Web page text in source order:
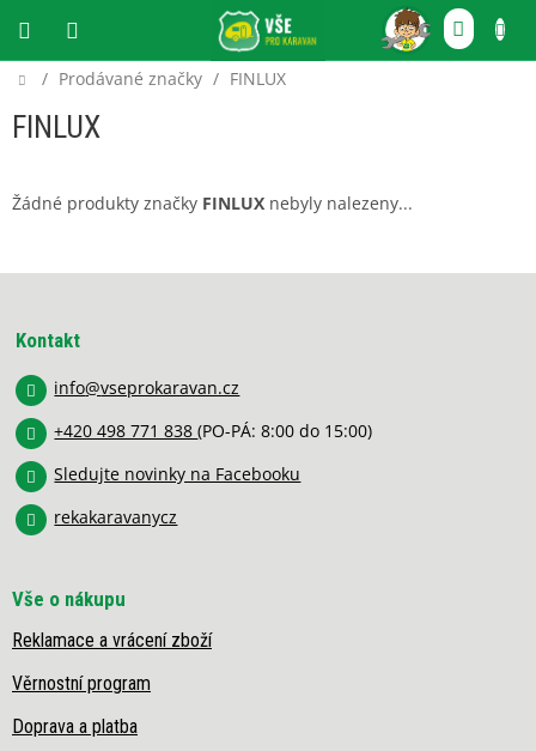
obsah
CZK
Domů
/ Prodávané značky / FINLUX
FINLUX
Žádné produkty značky FINLUX nebyly nalezeny...
Kontakt
info@vseprokaravan.cz
+420 498 771 838(PO-PÁ: 8:00 do 15:00)
Sledujte novinky na Facebooku
rekakaravanycz
Vše o nákupu
Reklamace a vrácení zboží
Věrnostní program
Doprava a platba